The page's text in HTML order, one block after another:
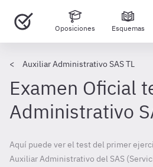
Oposiciones Esquemas
Auxiliar Administrativo SAS TL
Examen Oficial
Administrativo
Aquí puede ver el test del primer
Auxiliar Administrativo del SAS